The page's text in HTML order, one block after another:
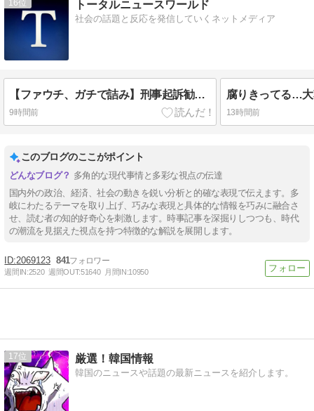
16 トータルニュースワールド
社会の話題と反応を発信していくネットメディア
【ファウチ、ガチで詰み】刑事起訴勧告は序の口 全米5州での司法捜査開始で「恩赦逃れ」不可能な事態へ
9時間前 13時間前
このブログのここがポイント
多角的な現代事情と多彩な視点の伝達
国内外の政治、経済、社会の動きを鋭い分析と的確な表現で伝えます。多
岐にわたるテーマを取り上げ、巧みな表現と具体的な情報を巧みに融合さ
せ、読む者の知的好奇心を刺激します。時事記事を深掘りしつつも、時代
の潮流を見据えた視点を持つ特徴的な解説を展開します。
2069123 841
週間IN:2520 週間OUT:51640 月間IN:10950
17 厳選！韓国情報
韓国のニュースや話題の最新ニュースを紹介します。